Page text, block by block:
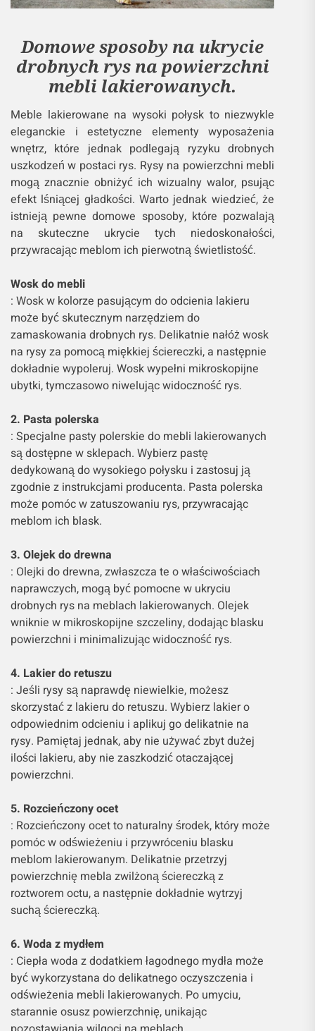
Domowe sposoby na ukrycie
drobnych rys na powierzchni
mebli lakierowanych.
Meble lakierowane na wysoki połysk to niezwykle
eleganckie i estetyczne elementy wyposażenia
wnętrz, które jednak podlegają ryzyku drobnych
uszkodzeń w postaci rys. Rysy na powierzchni mebli
mogą znacznie obniżyć ich wizualny walor, psując
efekt lśniącej gładkości. Warto jednak wiedzieć, że
istnieją pewne domowe sposoby, które pozwalają
na skuteczne ukrycie tych niedoskonałości,
przywracając meblom ich pierwotną świetlistość.
Wosk do mebli
: Wosk w kolorze pasującym do odcienia lakieru
może być skutecznym narzędziem do
zamaskowania drobnych rys. Delikatnie nałóż wosk
na rysy za pomocą miękkiej ściereczki, a następnie
dokładnie wypoleruj. Wosk wypełni mikroskopijne
ubytki, tymczasowo niwelując widoczność rys.
2. Pasta polerska
: Specjalne pasty polerskie do mebli lakierowanych
są dostępne w sklepach. Wybierz pastę
dedykowaną do wysokiego połysku i zastosuj ją
zgodnie z instrukcjami producenta. Pasta polerska
może pomóc w zatuszowaniu rys, przywracając
meblom ich blask.
3. Olejek do drewna
: Olejki do drewna, zwłaszcza te o właściwościach
naprawczych, mogą być pomocne w ukryciu
drobnych rys na meblach lakierowanych. Olejek
wniknie w mikroskopijne szczeliny, dodając blasku
powierzchni i minimalizując widoczność rys.
4. Lakier do retuszu
: Jeśli rysy są naprawdę niewielkie, możesz
skorzystać z lakieru do retuszu. Wybierz lakier o
odpowiednim odcieniu i aplikuj go delikatnie na
rysy. Pamiętaj jednak, aby nie używać zbyt dużej
ilości lakieru, aby nie zaszkodzić otaczającej
powierzchni.
5. Rozcieńczony ocet
: Rozcieńczony ocet to naturalny środek, który może
pomóc w odświeżeniu i przywróceniu blasku
meblom lakierowanym. Delikatnie przetrzyj
powierzchnię mebla zwilżoną ściereczką z
roztworem octu, a następnie dokładnie wytrzyj
suchą ściereczką.
6. Woda z mydłem
: Ciepła woda z dodatkiem łagodnego mydła może
być wykorzystana do delikatnego oczyszczenia i
odświeżenia mebli lakierowanych. Po umyciu,
starannie osusz powierzchnię, unikając